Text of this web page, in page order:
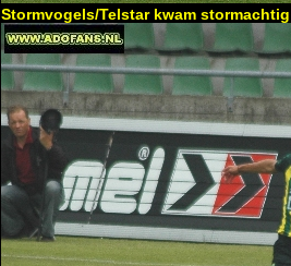
Stormvogels/Telstar kwam